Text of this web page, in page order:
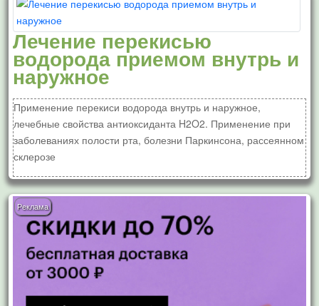
Лечение перекисью
водорода приемом внутрь и
наружное
Применение перекиси водорода внутрь и наружное,
лечебные свойства антиоксиданта H2O2. Применение при
заболеваниях полости рта, болезни Паркинсона, рассеянном
склерозе
Реклама